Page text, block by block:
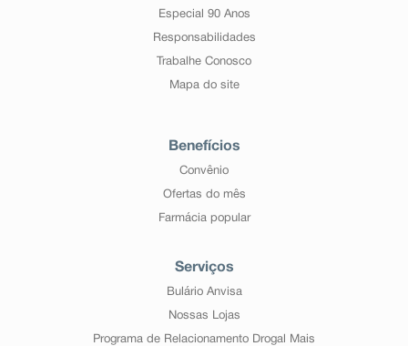
Especial 90 Anos
Responsabilidades
Trabalhe Conosco
Mapa do site
Benefícios
Convênio
Ofertas do mês
Farmácia popular
Serviços
Bulário Anvisa
Nossas Lojas
Programa de Relacionamento Drogal Mais